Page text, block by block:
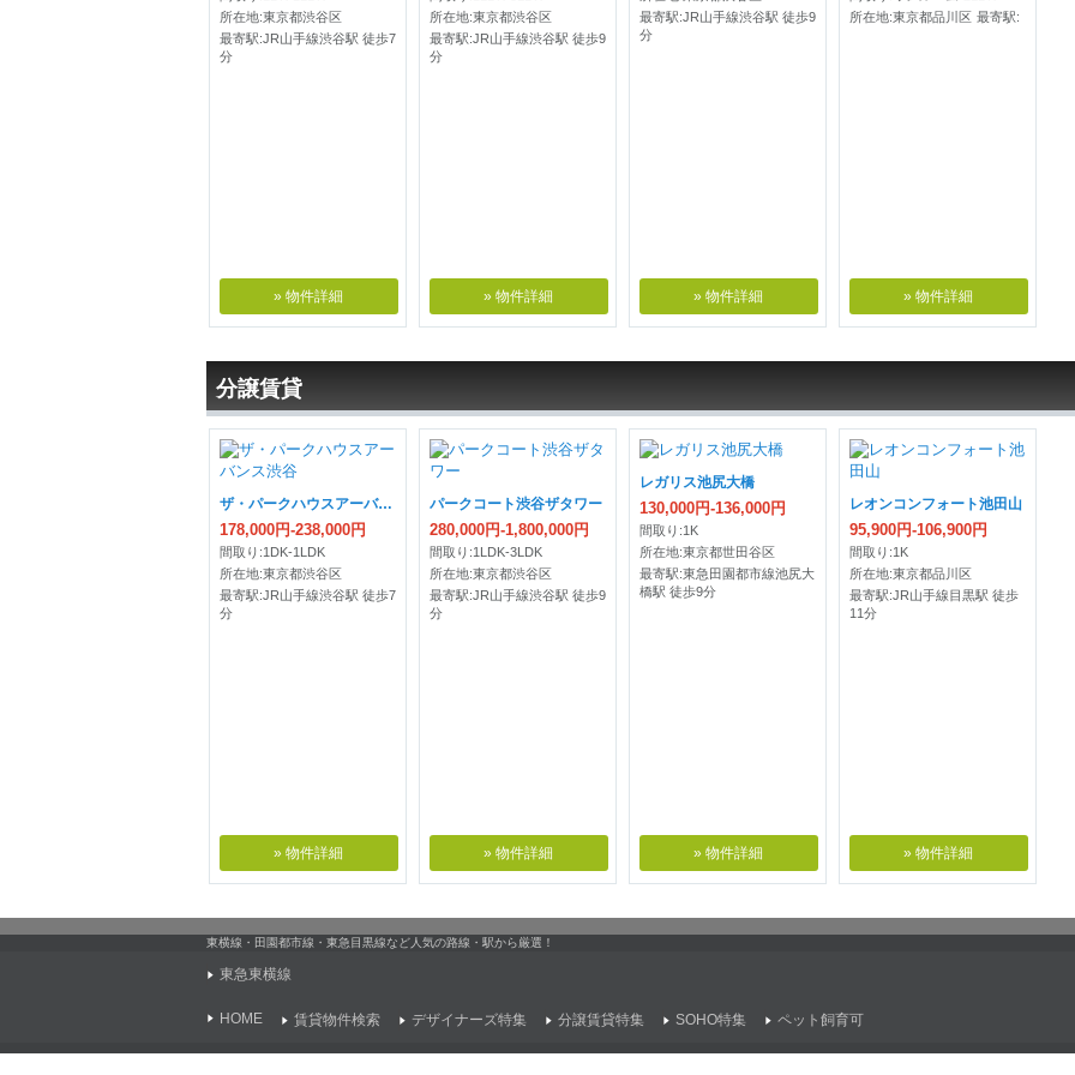
所在地:東京都渋谷区
最寄駅:JR山手線渋谷駅 徒歩7
分
» 物件詳細
所在地:東京都渋谷区
最寄駅:JR山手線渋谷駅 徒歩9
分
» 物件詳細
最寄駅:JR山手線渋谷駅 徒歩9
分
» 物件詳細
所在地:東京都品川区 最寄駅:
» 物件詳細
分譲賃貸
ザ・パークハウスアーバンス渋谷
178,000円-238,000円
間取り:1DK-1LDK
所在地:東京都渋谷区
最寄駅:JR山手線渋谷駅 徒歩7
分
» 物件詳細
パークコート渋谷ザタワー
280,000円-1,800,000円
間取り:1LDK-3LDK
所在地:東京都渋谷区
最寄駅:JR山手線渋谷駅 徒歩9
分
» 物件詳細
レガリス池尻大橋
130,000円-136,000円
間取り:1K
所在地:東京都世田谷区
最寄駅:東急田園都市線池尻大
橋駅 徒歩9分
» 物件詳細
レオンコンフォート池田山
95,900円-106,900円
間取り:1K
所在地:東京都品川区
最寄駅:JR山手線目黒駅 徒歩
11分
» 物件詳細
東横線・田園都市線・東急目黒線など人気の路線・駅から厳選！
東急東横線
HOME 賃貸物件検索 デザイナーズ特集 分譲賃貸特集 SOHO特集 ペット飼育可